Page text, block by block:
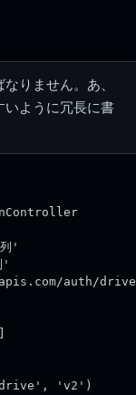
りません。あ、
いように冗長に書
'
auth/
'v2')